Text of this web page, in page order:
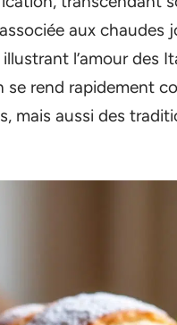
aux chaudes
l’amour des
se rend rapidement
mais aussi des